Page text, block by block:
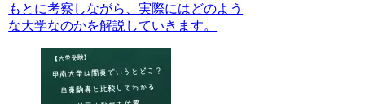
もとに考察しながら、実際にはどのよう
な大学なのかを解説していきます。